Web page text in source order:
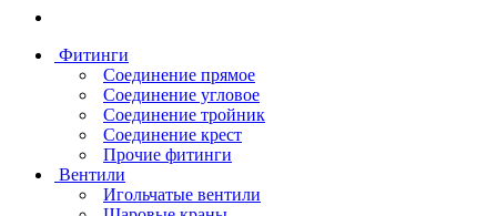
Фитинги
Соединение прямое
Соединение угловое
Соединение тройник
Соединение крест
Прочие фитинги
Вентили
Игольчатые вентили